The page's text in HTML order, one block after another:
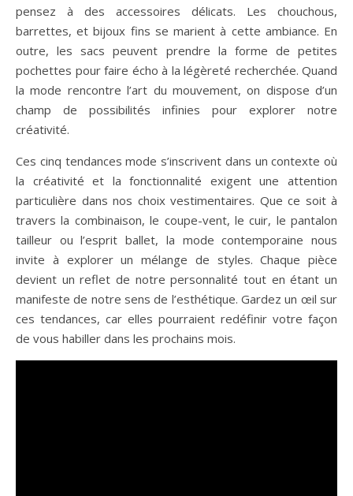
pensez à des accessoires délicats. Les chouchous,
barrettes, et bijoux fins se marient à cette ambiance. En
outre, les sacs peuvent prendre la forme de petites
pochettes pour faire écho à la légèreté recherchée. Quand
la mode rencontre l’art du mouvement, on dispose d’un
champ de possibilités infinies pour explorer notre
créativité.
Ces cinq tendances mode s’inscrivent dans un contexte où
la créativité et la fonctionnalité exigent une attention
particulière dans nos choix vestimentaires. Que ce soit à
travers la combinaison, le coupe-vent, le cuir, le pantalon
tailleur ou l’esprit ballet, la mode contemporaine nous
invite à explorer un mélange de styles. Chaque pièce
devient un reflet de notre personnalité tout en étant un
manifeste de notre sens de l’esthétique. Gardez un œil sur
ces tendances, car elles pourraient redéfinir votre façon
de vous habiller dans les prochains mois.